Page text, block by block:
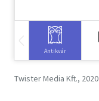
Vallás
Antikvár
Twister Media Kft., 2020